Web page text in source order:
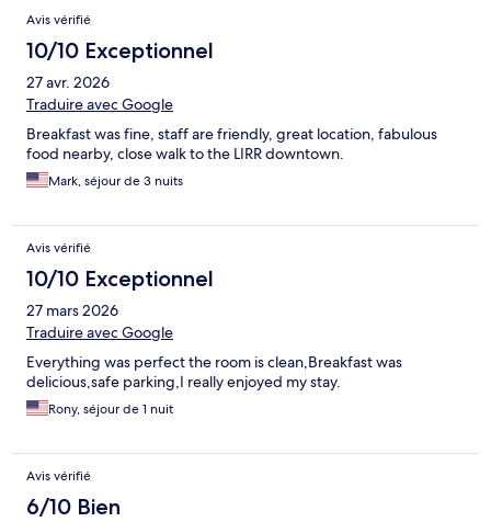
Avis vérifié
10/10 Exceptionnel
27 avr. 2026
Traduire avec Google
Breakfast was fine, staff are friendly, great location, fabulous
food nearby, close walk to the LIRR downtown.
Mark, séjour de 3 nuits
Avis vérifié
10/10 Exceptionnel
27 mars 2026
Traduire avec Google
Everything was perfect the room is clean,Breakfast was
delicious,safe parking,I really enjoyed my stay.
Rony, séjour de 1 nuit
Avis vérifié
6/10 Bien